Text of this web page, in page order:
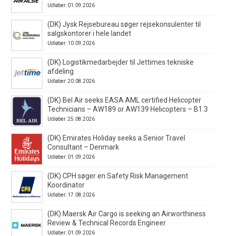
Udløber: 01.09.2026
(DK) Jysk Rejsebureau søger rejsekonsulenter til
salgskontorer i hele landet
Udløber: 10.09.2026
(DK) Logistikmedarbejder til Jettimes tekniske
afdeling
Udløber: 20.08.2026
(DK) Bel Air seeks EASA AML certified Helicopter
Technicians – AW189 or AW139 Helicopters – B1.3
Udløber: 25.08.2026
(DK) Emirates Holiday seeks a Senior Travel
Consultant – Denmark
Udløber: 01.09.2026
(DK) CPH søger en Safety Risk Management
Koordinator
Udløber: 17.08.2026
(DK) Maersk Air Cargo is seeking an Airworthiness
Review & Technical Records Engineer
Udløber: 01.09.2026